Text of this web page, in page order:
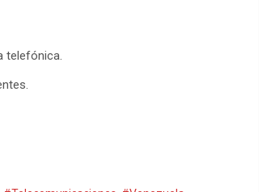
telefónica.